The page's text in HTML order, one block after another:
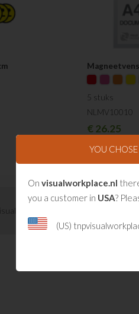
5 stuks
NLMV10010
€26.25
Management updates ontvangen?
YOU CHOSE
On visualworkplace.nl
you a customer in USA?
(US)